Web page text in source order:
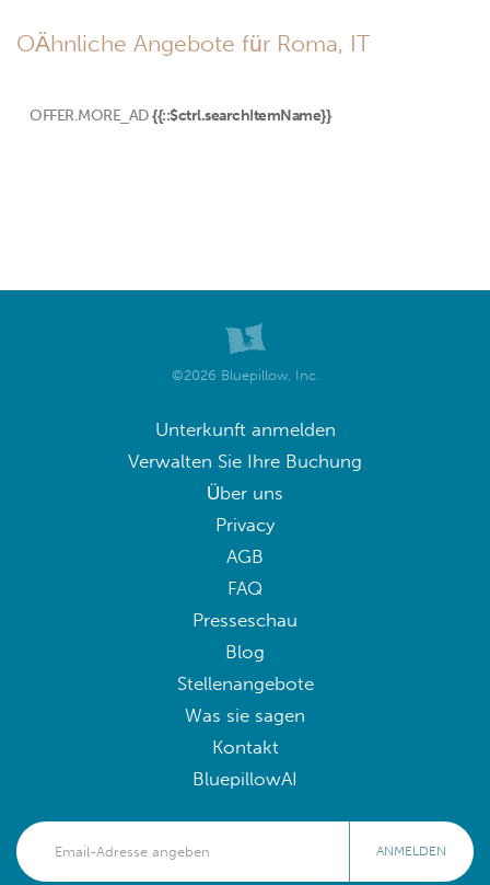
OÄhnliche Angebote für Roma, IT
OFFER.MORE_AD {{::$ctrl.searchItemName}}
©2026 Bluepillow, Inc.
Unterkunft anmelden
Verwalten Sie Ihre Buchung
Über uns
Privacy
AGB
FAQ
Presseschau
Blog
Stellenangebote
Was sie sagen
Kontakt
BluepillowAI
ANMELDEN